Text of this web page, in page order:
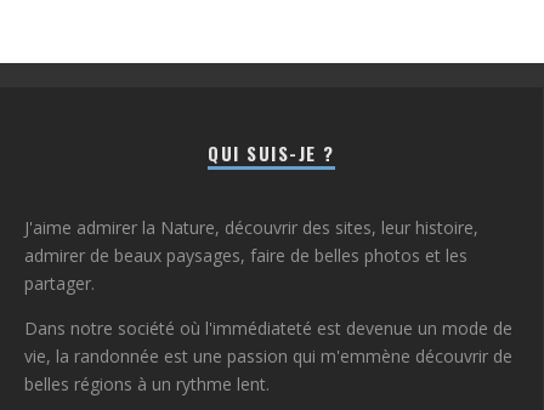
QUI SUIS-JE ?
J'aime admirer la Nature, découvrir des sites, leur histoire,
admirer de beaux paysages, faire de belles photos et les
partager.
Dans notre société où l'immédiateté est devenue un mode de
vie, la randonnée est une passion qui m'emmène découvrir de
belles régions à un rythme lent.